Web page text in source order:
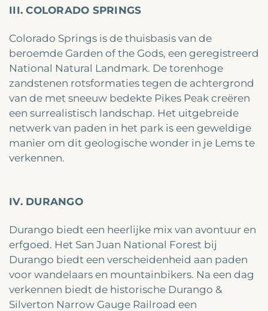
III. COLORADO SPRINGS
Colorado Springs is de thuisbasis van de
beroemde Garden of the Gods, een geregistreerd
National Natural Landmark. De torenhoge
zandstenen rotsformaties tegen de achtergrond
van de met sneeuw bedekte Pikes Peak creëren
een surrealistisch landschap. Het uitgebreide
netwerk van paden in het park is een geweldige
manier om dit geologische wonder in je Lems te
verkennen.
IV. DURANGO
Durango biedt een heerlijke mix van avontuur en
erfgoed. Het San Juan National Forest bij
Durango biedt een verscheidenheid aan paden
voor wandelaars en mountainbikers. Na een dag
verkennen biedt de historische Durango &
Silverton Narrow Gauge Railroad een